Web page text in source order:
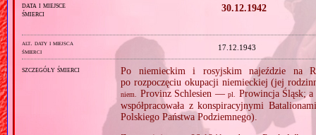
data i miejsce
śmierci
30.12.1942
alt. daty i miejsca
śmierci
17.12.1943
szczegóły śmierci
Po niemieckim i rosyjskim najeździe na
po rozpoczęciu okupacji niemieckiej (jej
niem. Provinz Schlesien —pl. Prowincja Śląsk;
współpracowała z konspiracyjnymi
Polskiego Państwa Podziemnego).